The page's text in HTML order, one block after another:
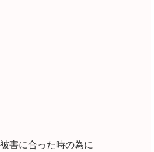
害に合った時の為に